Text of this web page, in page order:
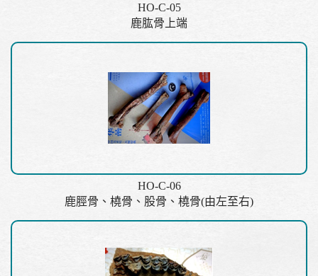
HO-C-05
鹿肱骨上端
HO-C-06
鹿脛骨、橈骨、股骨、橈骨(由左至右)